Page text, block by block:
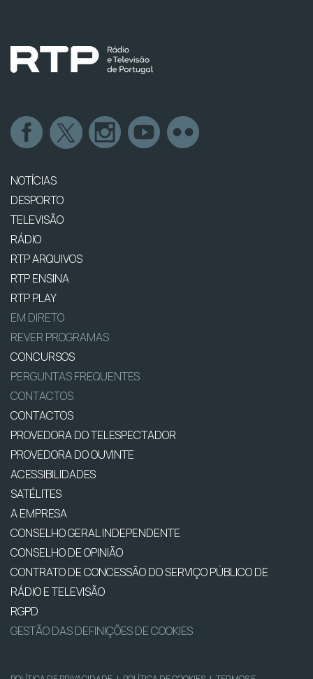
NOTÍCIAS
DESPORTO
TELEVISÃO
RÁDIO
RTP ARQUIVOS
RTP ENSINA
RTP PLAY
EM DIRETO
REVER PROGRAMAS
CONCURSOS
PERGUNTAS FREQUENTES
CONTACTOS
CONTACTOS
PROVEDORA DO TELESPECTADOR
PROVEDORA DO OUVINTE
ACESSIBILIDADES
SATÉLITES
A EMPRESA
CONSELHO GERAL INDEPENDENTE
CONSELHO DE OPINIÃO
CONTRATO DE CONCESSÃO DO SERVIÇO PÚBLICO DE
RÁDIO E TELEVISÃO
RGPD
GESTÃO DAS DEFINIÇÕES DE COOKIES